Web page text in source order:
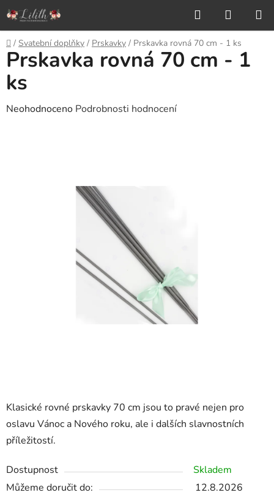
Přejít
na
obsah
Hledat
KOŠÍK
Domů
/ Svatební doplňky / Prskavky / Prskavka rovná 70 cm - 1 ks
Klasické rovné prskavky 70 cm jsou to pravé nejen pro
oslavu Vánoc a Nového roku, ale i dalších slavnostních
příležitostí.
Dostupnost
Skladem
Můžeme doručit do:
12.8.2026
Prskavka rovná 70 cm - 1
ks
Průměrné
Neohodnoceno Podrobnosti hodnocení